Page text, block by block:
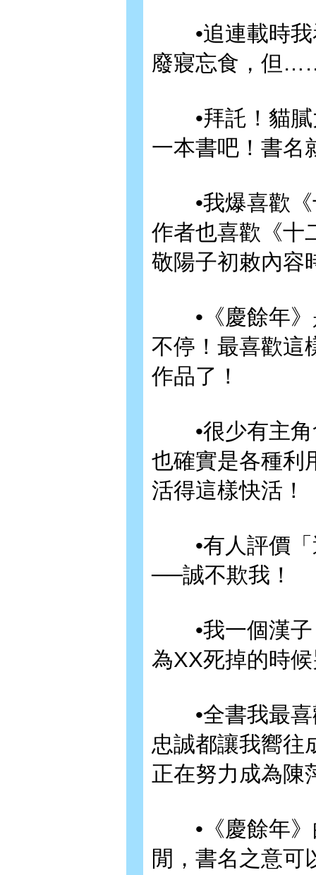
•追連載時我
廢寢忘食，但
•拜託！貓膩
一本書吧！書名
•我爆喜歡《
作者也喜歡《十
敬陽子初敕內容
•《慶餘年》
不停！最喜歡這
作品了！
•很少有主角
也確實是各種利
活得這樣快活！
•有人評價「
──誠不欺我！
•我一個漢子
為XX死掉的時
•全書我最喜
忠誠都讓我嚮往
正在努力成為陳
•《慶餘年》
閒，書名之意可